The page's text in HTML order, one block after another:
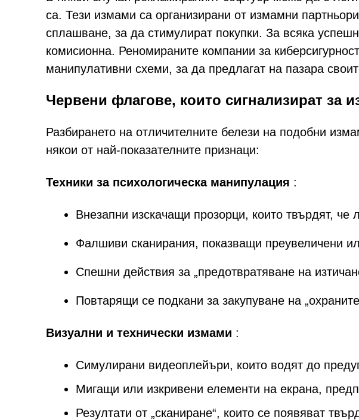
са. Тези измами са организирани от измамни
сплашване, за да стимулират покупки. За всяка
комисионна. Реномираните компании за
манипулативни схеми, за да предлагат на пазара
Червени флагове, които сигнализират за
Разбирането на отличителните белези на подобни
някои от най-показателните признаци:
Техники за психологическа манипулация :
Внезапни изскачащи прозорци, които твърдят, че
Фалшиви сканирания, показващи преувеличени
Спешни действия за „предотвратяване на
Повтарящи се подкани за закупуване на
Визуални и технически измами :
Симулирани видеоплейъри, които водят до
Мигащи или изкривени елементи на екрана,
Резултати от „сканиране“, които се появяват